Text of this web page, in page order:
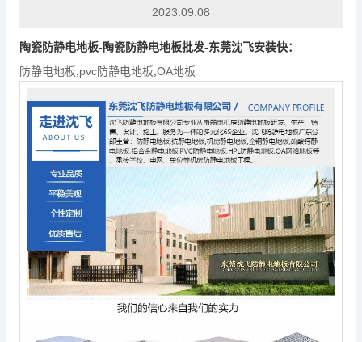
2023.09.08
陶瓷防静电地板-陶瓷防静电地板批发-东莞沈飞安装快：
防静电地板 pvc防静电地板 OA地板